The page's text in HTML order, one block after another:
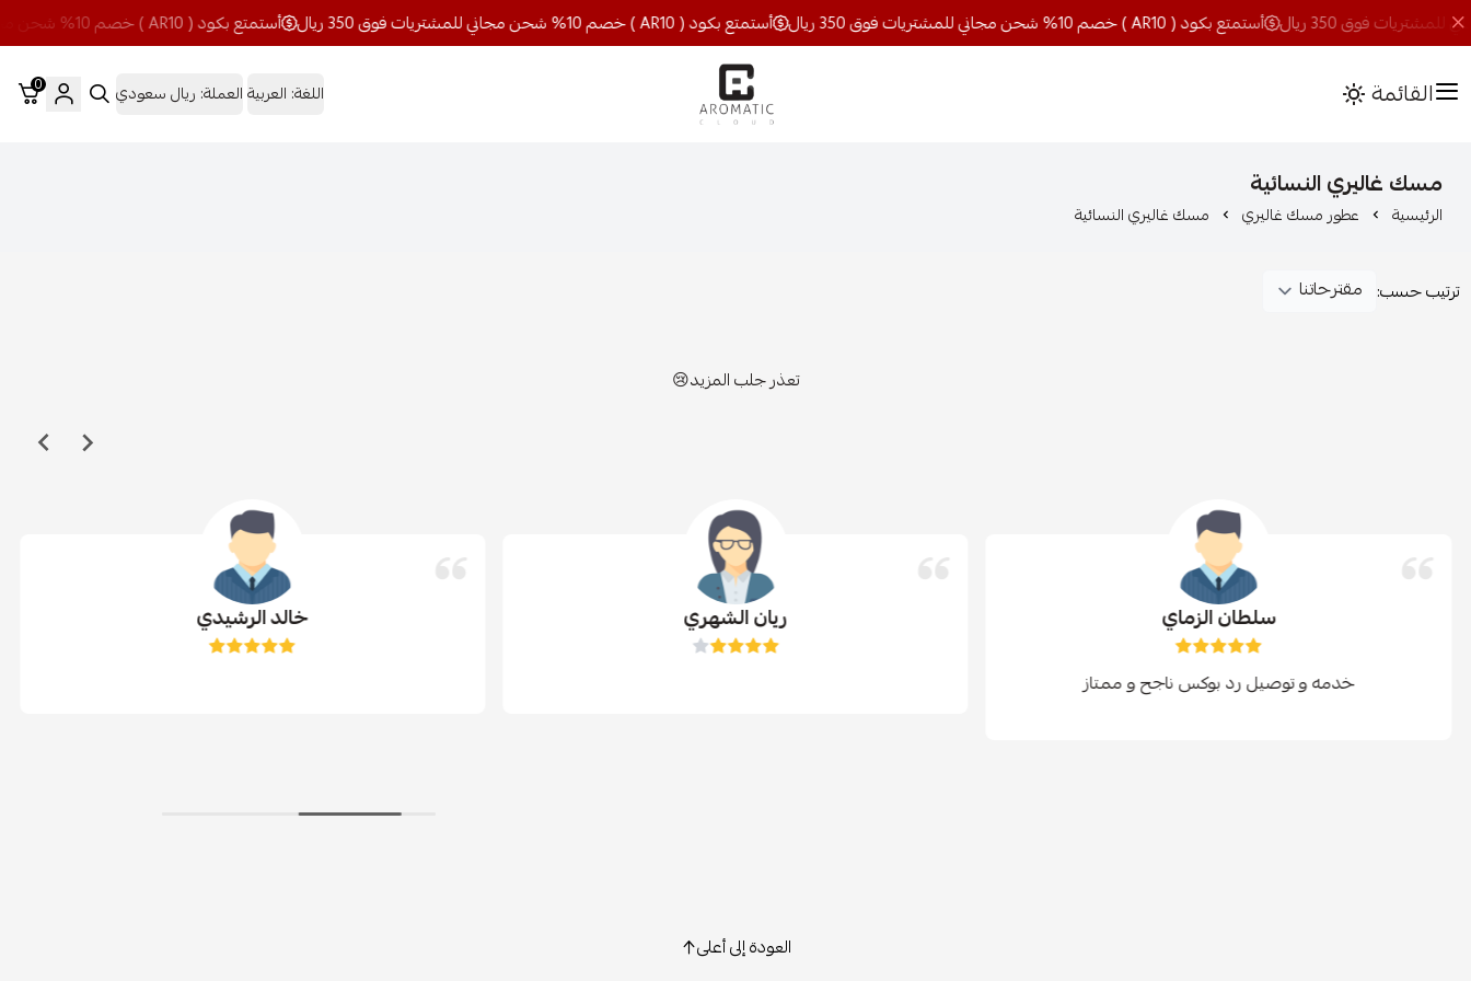
أستمتع بكود ( AR10 ) خصم 10% شحن مجاني للمشتريات فوق 350 ريال أستمتع بكود ( AR10 ) خصم 10% شحن مجاني للمشتريات فوق 350 ريال أستمتع بكود ( AR10 ) خصم 10% شحن مجاني للمشتريات فوق 350 ريال
القائمة اروماتيك كلاود اللغة: العربيةالعملة: ريال سعودي 0
مسك غاليري النسائية
الرئيسية عطور مسك غاليري مسك غاليري النسائية
ترتيب حسب:
تعذر جلب المزيد😢
سلطان الزماي
خدمه و توصيل رد بوكس ناجح و ممتاز
ريان الشهري خالد الرشيدي
العودة إلى أعلى